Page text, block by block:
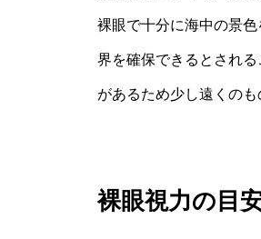
裸眼で十分に海中の景
界を確保できるとされ
があるため少し遠くのも
裸眼視力の目